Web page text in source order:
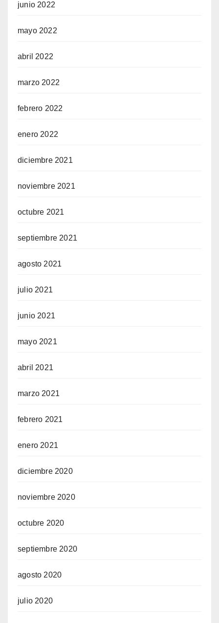
junio 2022
mayo 2022
abril 2022
marzo 2022
febrero 2022
enero 2022
diciembre 2021
noviembre 2021
octubre 2021
septiembre 2021
agosto 2021
julio 2021
junio 2021
mayo 2021
abril 2021
marzo 2021
febrero 2021
enero 2021
diciembre 2020
noviembre 2020
octubre 2020
septiembre 2020
agosto 2020
julio 2020